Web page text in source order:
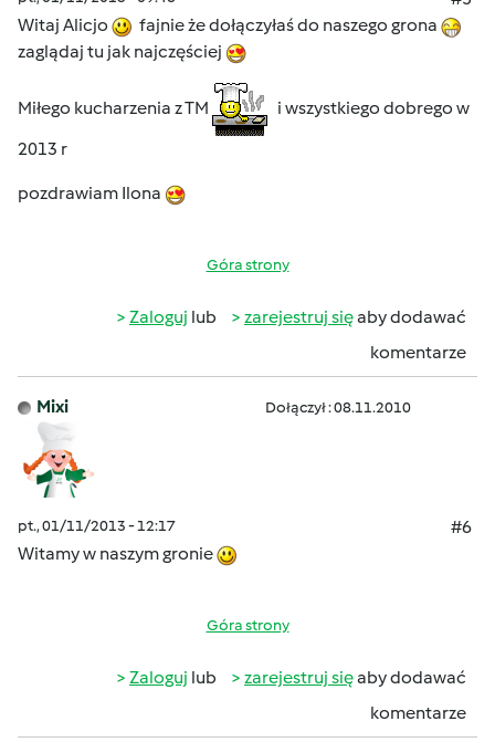
Witaj Alicjo
fajnie że dołączyłaś do naszego grona
zaglądaj tu jak najczęściej
Miłego kucharzenia z TM
i wszystkiego dobrego w
2013 r
pozdrawiam Ilona
Góra strony
Zaloguj lub zarejestruj sięaby dodawać
komentarze
Mixi Dołączył : 08.11.2010
pt., 01/11/2013 - 12:17
#6
Witamy w naszym gronie
Góra strony
Zaloguj lub zarejestruj sięaby dodawać
komentarze